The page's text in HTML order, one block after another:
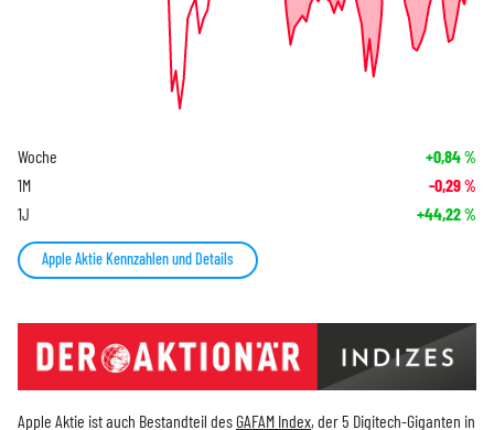
Woche +0,84%
1M -0,29%
1J +44,22%
Apple Aktie Kennzahlen und Details
Apple Aktie ist auch Bestandteil desGAFAM Index, der 5 Digitech-Giganten in